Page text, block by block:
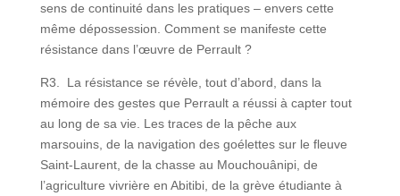
sens de continuité dans les pratiques – envers cette
même dépossession. Comment se manifeste cette
résistance dans l’œuvre de Perrault ?
R3. La résistance se révèle, tout d’abord, dans la
mémoire des gestes que Perrault a réussi à capter tout
au long de sa vie. Les traces de la pêche aux
marsouins, de la navigation des goélettes sur le fleuve
Saint-Laurent, de la chasse au Mouchouânipi, de
l’agriculture vivrière en Abitibi, de la grève étudiante à